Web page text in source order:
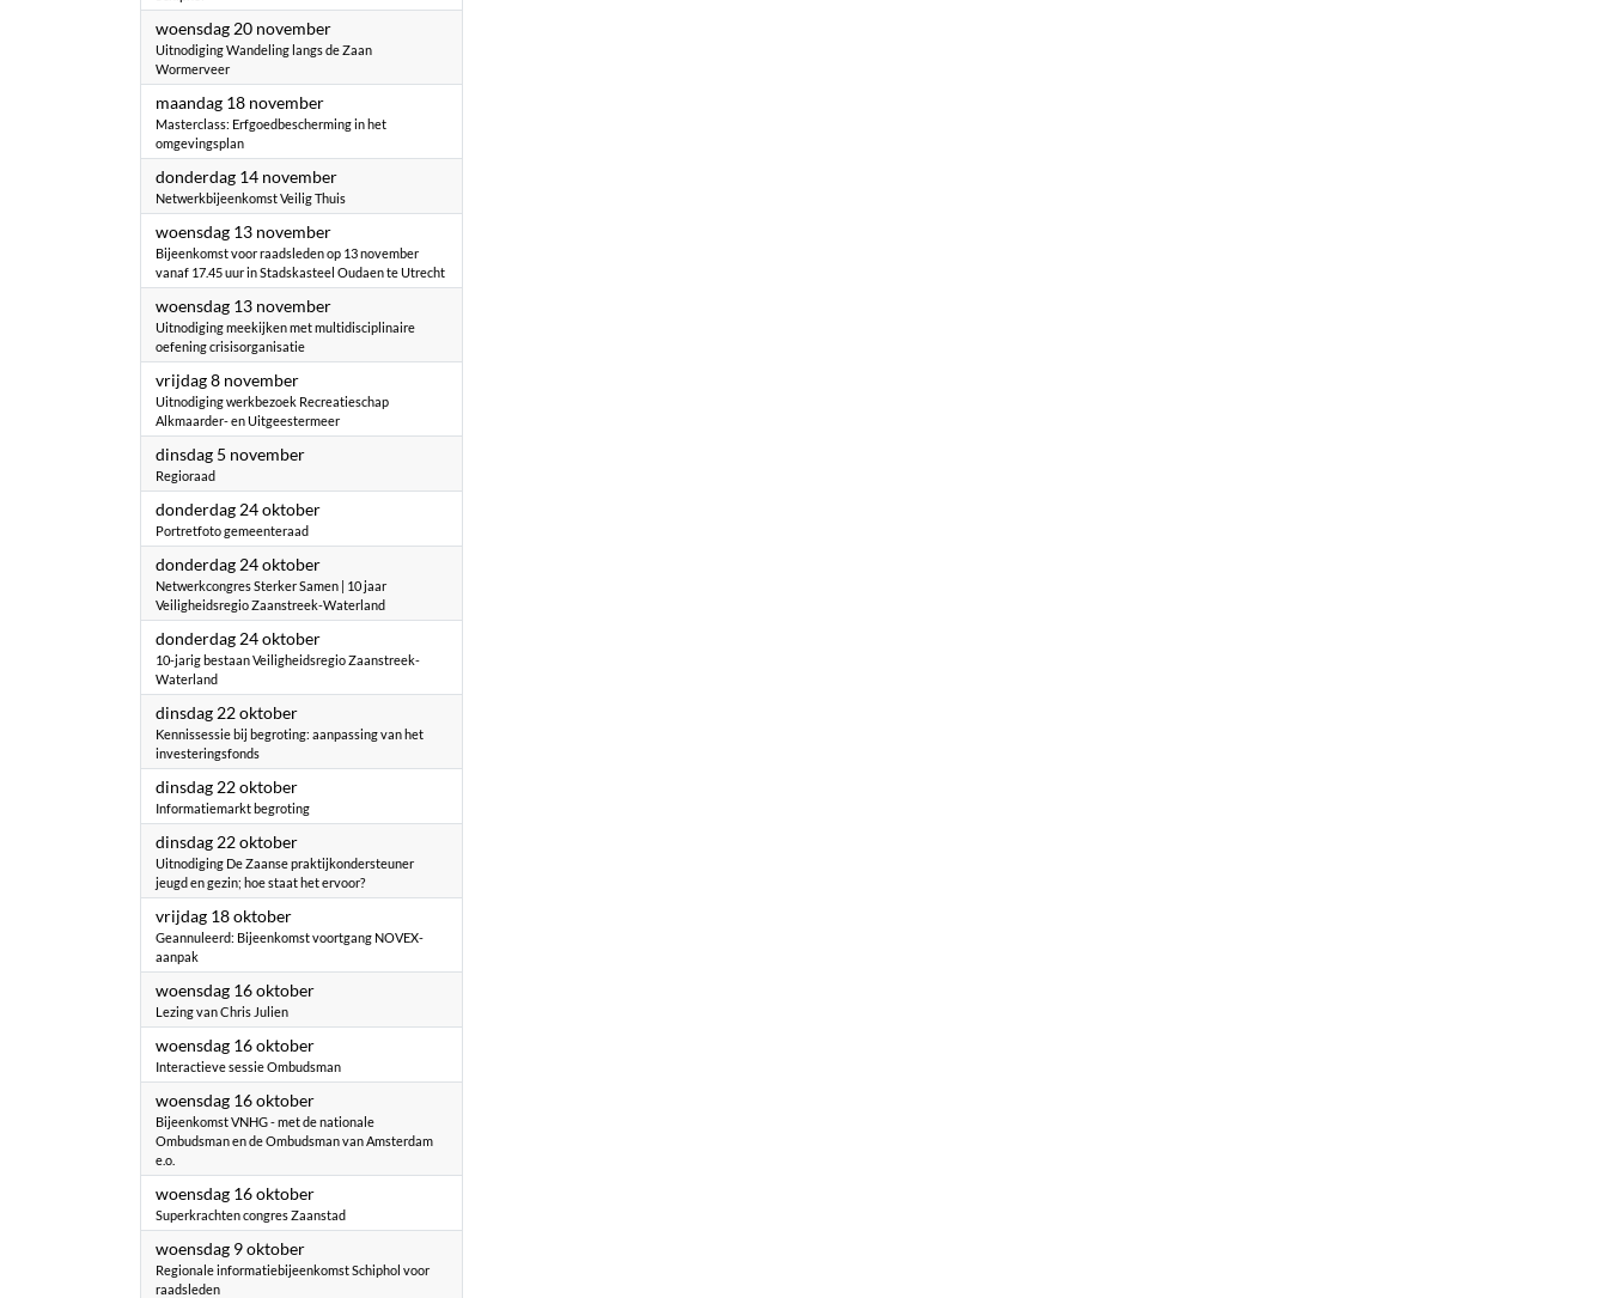
woensdag 20 november2024
Uitnodiging Wandeling langs de Zaan
Wormerveer
maandag 18 november2024
Masterclass: Erfgoedbescherming in het
omgevingsplan
donderdag 14 november2024
Netwerkbijeenkomst Veilig Thuis
woensdag 13 november2024
Bijeenkomst voor raadsleden op 13 november
vanaf 17.45 uur in Stadskasteel Oudaen te Utrecht
woensdag 13 november2024
Uitnodiging meekijken met multidisciplinaire
oefening crisisorganisatie
vrijdag 8 november2024
Uitnodiging werkbezoek Recreatieschap
Alkmaarder- en Uitgeestermeer
dinsdag 5 november2024
Regioraad
donderdag 24 oktober2024
Portretfoto gemeenteraad
donderdag 24 oktober2024
Netwerkcongres Sterker Samen | 10 jaar
Veiligheidsregio Zaanstreek-Waterland
donderdag 24 oktober2024
10-jarig bestaan Veiligheidsregio Zaanstreek-
Waterland
dinsdag 22 oktober2024
Kennissessie bij begroting: aanpassing van het
investeringsfonds
dinsdag 22 oktober2024
Informatiemarkt begroting
dinsdag 22 oktober2024
Uitnodiging De Zaanse praktijkondersteuner
jeugd en gezin; hoe staat het ervoor?
vrijdag 18 oktober2024
Geannuleerd: Bijeenkomst voortgang NOVEX-
aanpak
woensdag 16 oktober2024
Lezing van Chris Julien
woensdag 16 oktober2024
Interactieve sessie Ombudsman
woensdag 16 oktober2024
Bijeenkomst VNHG - met de nationale
Ombudsman en de Ombudsman van Amsterdam
e.o.
woensdag 16 oktober2024
Superkrachten congres Zaanstad
woensdag 9 oktober2024
Regionale informatiebijeenkomst Schiphol voor
raadsleden